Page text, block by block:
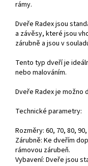
rámy.
Dveře Radex jsou
a závěsy, které jsou
zárubně a jsou v
Tento typ dveří je
nebo malováním.
Dveře Radex je možno
Technické parametry:
Rozměry: 60, 70, 80,
Zárubně: Ke dveřím
rámovou zárubeň.
Vybavení: Dveře jsou